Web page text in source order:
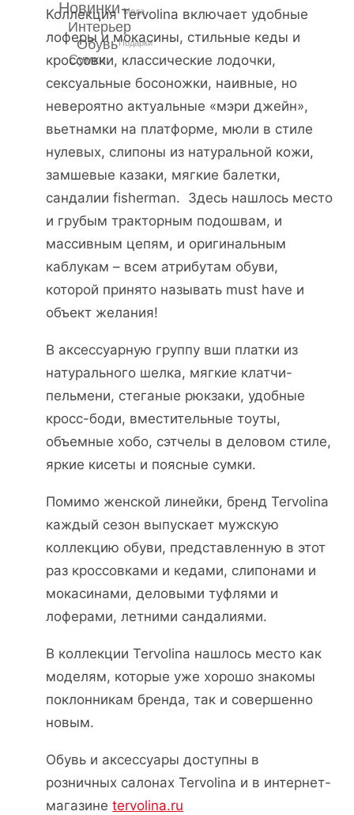
Новинки
Интерьер
Обувь
Сумки
Мода
Подарки
Коллекция Tervolina включает удобные
лоферы и мокасины, стильные кеды и
кроссовки, классические лодочки,
сексуальные босоножки, наивные, но
невероятно актуальные «мэри джейн»,
вьетнамки на платформе, мюли в стиле
нулевых, слипоны из натуральной кожи,
замшевые казаки, мягкие балетки,
сандалии fisherman. Здесь нашлось место
и грубым тракторным подошвам, и
массивным цепям, и оригинальным
каблукам – всем атрибутам обуви,
которой принято называть must have и
объект желания!
В аксессуарную группу вши платки из
натурального шелка, мягкие клатчи-
пельмени, стеганые рюкзаки, удобные
кросс-боди, вместительные тоуты,
объемные хобо, сэтчелы в деловом стиле,
яркие кисеты и поясные сумки.
Помимо женской линейки, бренд Tervolina
каждый сезон выпускает мужскую
коллекцию обуви, представленную в этот
раз кроссовками и кедами, слипонами и
мокасинами, деловыми туфлями и
лоферами, летними сандалиями.
В коллекции Tervolina нашлось место как
моделям, которые уже хорошо знакомы
поклонникам бренда, так и совершенно
новым.
Обувь и аксессуары доступны в
розничных салонах Tervolina и в интернет-
магазинеtervolina.ru